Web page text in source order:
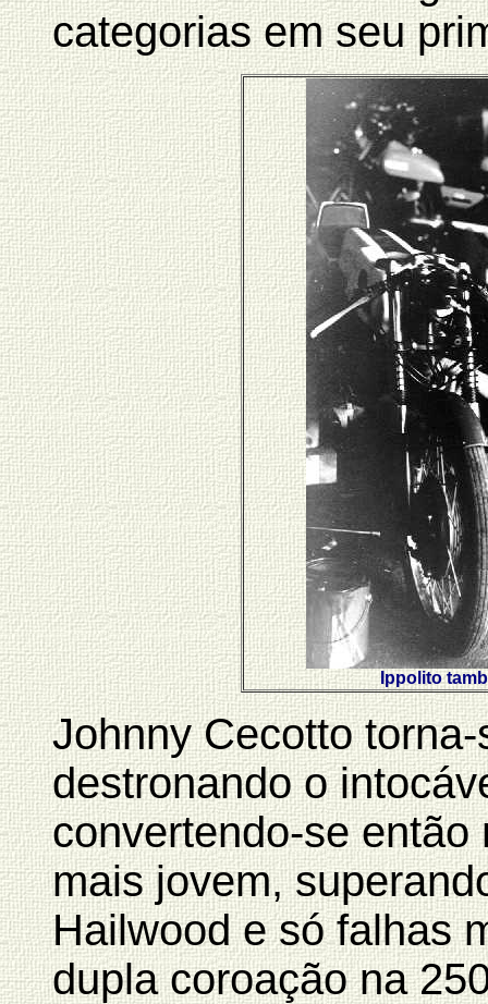
categorias em seu
Ippolito
Johnny Cecotto
destronando o
convertendo-se
mais jovem,
Hailwood e só falhas
dupla coroação na